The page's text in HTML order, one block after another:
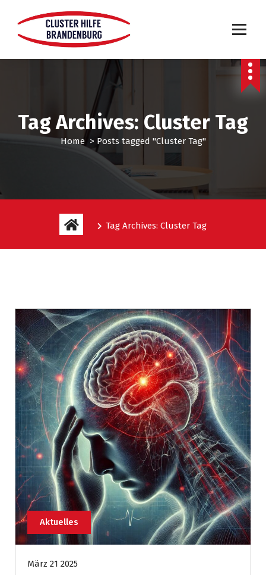
Tag Archives: Cluster Tag
Home> Posts tagged "Cluster Tag"
Tag Archives: Cluster Tag
Aktuelles
März 21 2025